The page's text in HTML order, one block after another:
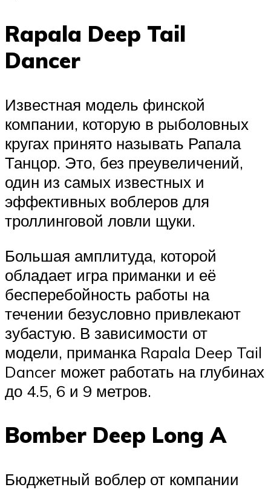
Rapala Deep Tail
Dancer
Известная модель финской
компании, которую в рыболовных
кругах принято называть Рапала
Танцор. Это, без преувеличений,
один из самых известных и
эффективных воблеров для
троллинговой ловли щуки.
Большая амплитуда, которой
обладает игра приманки и её
бесперебойность работы на
течении безусловно привлекают
зубастую. В зависимости от
модели, приманка Rapala Deep Tail
Dancer может работать на глубинах
до 4.5, 6 и 9 метров.
Bomber Deep Long A
Бюджетный воблер от компании